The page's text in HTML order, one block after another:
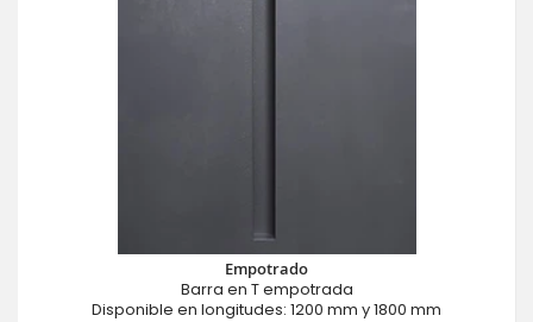
Empotrado
Barra en T empotrada
Disponible en longitudes: 1200 mm y 1800 mm